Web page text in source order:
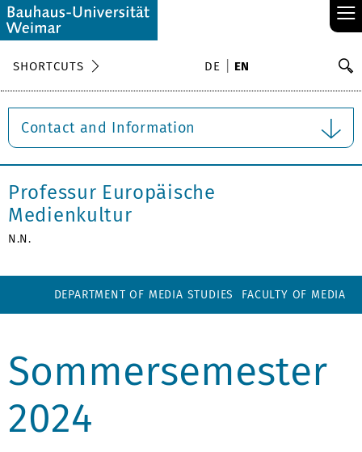
≡
SHORTCUTS DE EN
Contact and Information
Professur Europäische
Medienkultur
N.N.
DEPARTMENT OF MEDIA STUDIES FACULTY OF MEDIA
Sommersemester
2024